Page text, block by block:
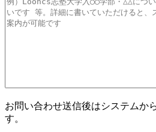
お問い合わせ送信後はシステムか
す。